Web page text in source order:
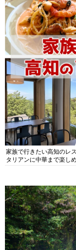
家族で行きたい高知のレ
タリアンに中華まで楽し